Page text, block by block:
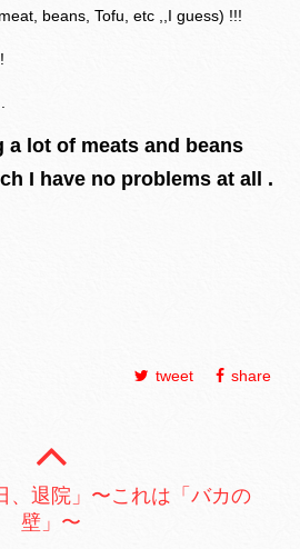
beans, Tofu, etc ,,I guess) !!!
a lot of meats and beans
I have no problems at all .
tweet share
、退院」〜これは「バカの
壁」〜